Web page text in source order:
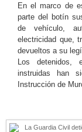
En el marco de
parte del botín
de vehículo,
electricidad que,
devueltos a su
Los detenidos,
instruidas han
Instrucción de